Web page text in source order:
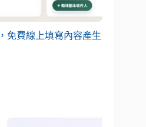
免費線上填寫內容產生